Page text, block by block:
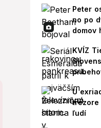
Peter
no po
domov
KVÍZ
U
trezore
ľudí